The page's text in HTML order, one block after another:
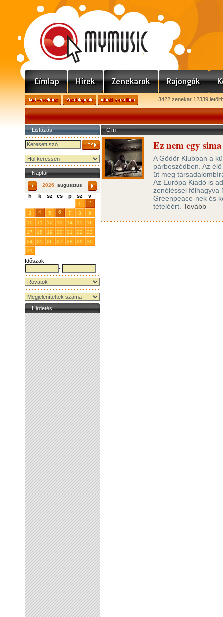
3422 zenekar 12339
Listázás
Naptár
2026. augusztus
h k sz cs p sz v
1
2
3
4 5 6 7 8
9
10
11 12 13 14 15
16
17
18 19 20 21 22
23
24
25 26 27 28 29
30
31
Időszak:
-
Hirdetés
Cím
Ez nem egy
A Gödör Klubban a
párbeszédben. Az
üt meg
Az Európa Kiadó is
zenéléssel fölhagyva
Greenpeace-nek és
tételéért. Tovább